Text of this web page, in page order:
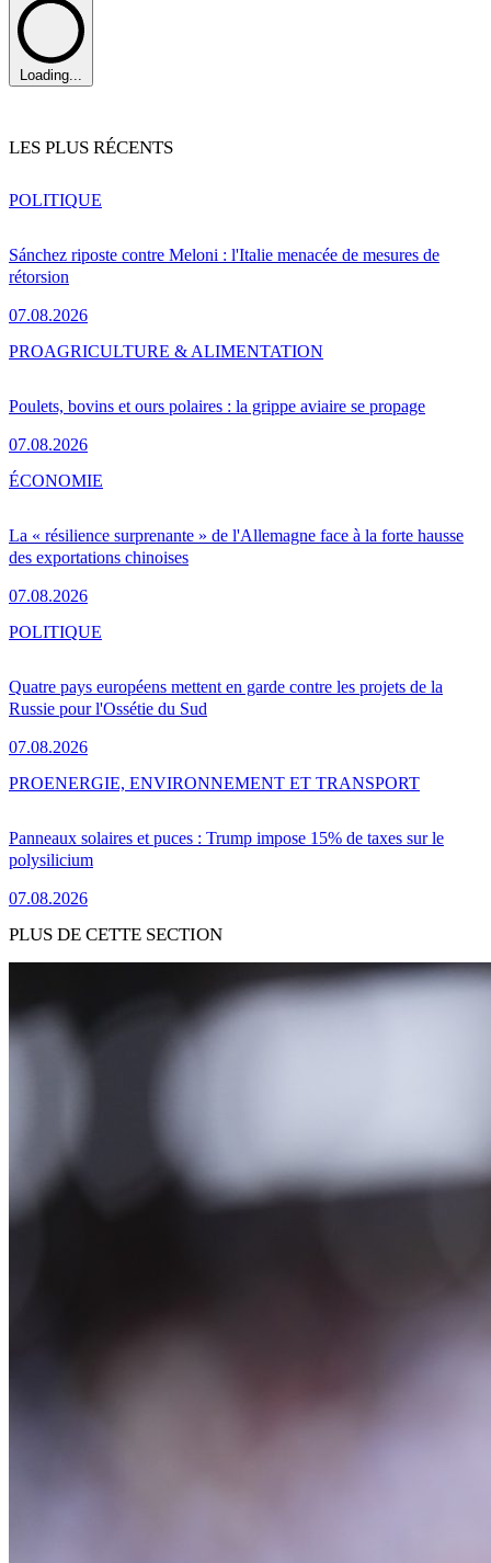
Loading...
LES PLUS RÉCENTS
Sánchez riposte contre Meloni : l'Italie menacée de mesures de
rétorsion
07.08.2026
POLITIQUE
Poulets, bovins et ours polaires : la grippe aviaire se propage
07.08.2026
PROAGRICULTURE & ALIMENTATION
La « résilience surprenante » de l'Allemagne face à la forte hausse
des exportations chinoises
07.08.2026
ÉCONOMIE
Quatre pays européens mettent en garde contre les projets de la
Russie pour l'Ossétie du Sud
07.08.2026
POLITIQUE
Panneaux solaires et puces : Trump impose 15% de taxes sur le
polysilicium
07.08.2026
PROENERGIE, ENVIRONNEMENT ET TRANSPORT
PLUS DE CETTE SECTION